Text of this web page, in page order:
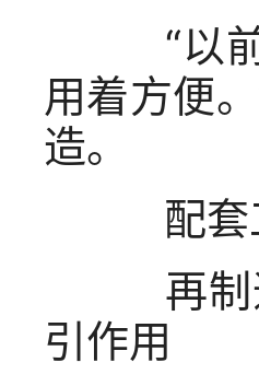
“以前
用着方便
造。
配套
再制造
引作用